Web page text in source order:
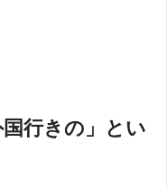
行きの」とい